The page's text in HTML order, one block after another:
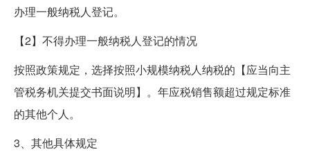
办理一般纳税人登记。
【2】不得办理一般纳税人登记的情况
按照政策规定，选择按照小规模纳税人纳税的【应当向主
管税务机关提交书面说明】。年应税销售额超过规定标准
的其他个人。
3、其他具体规定